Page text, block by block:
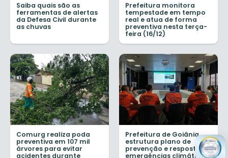
Saiba quais são as
ferramentas de alertas
da Defesa Civil durante
as chuvas
Prefeitura monitora
tempestade em tempo
real e atua de forma
preventiva nesta terça-
feira (16/12)
Comurg realiza poda
preventiva em 107 mil
árvores para evitar
acidentes durante
Prefeitura de Goiânia
estrutura plano de
prevenção e respostas a
emergências climáticas